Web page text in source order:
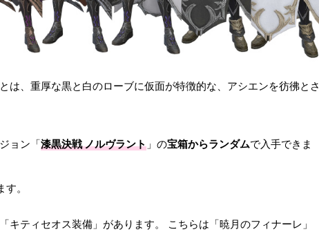
は、重厚な黒と白のローブに仮面が特徴的な、アシエンを彷彿とさ
ョン「漆黒決戦 ノルヴラント」の宝箱からランダムで入手できま
。
キティセオス装備」があります。 こちらは「暁月のフィナーレ」